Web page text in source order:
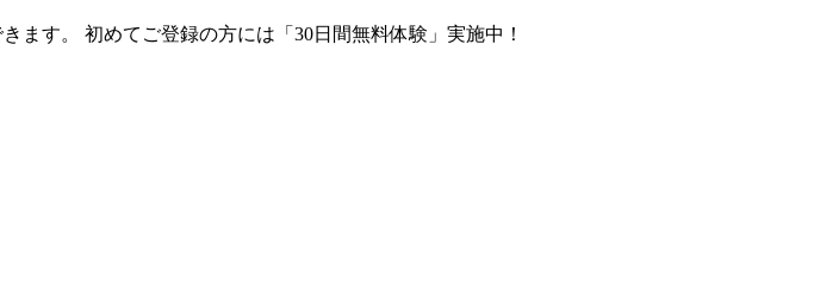
ます。 初めてご登録の方には「30日間無料体験」実施中！